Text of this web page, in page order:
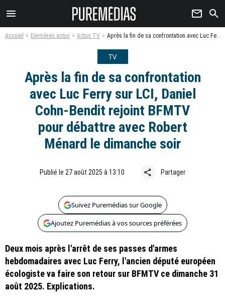
menu newsletter search
Accueil Dernières actus Actus TV Après la fin de sa confrontation avec Luc Ferry sur LCI, Daniel Cohn-Bendit rejoint BFMTV pour débattre avec Robert Ménard le dimanche soir
TV
Après la fin de sa confrontation
avec Luc Ferry sur LCI, Daniel
Cohn-Bendit rejoint BFMTV
pour débattre avec Robert
Ménard le dimanche soir
Publié le 27 août 2025 à 13:10 share Partager
Suivez Puremédias sur Google
Ajoutez Puremédias à vos sources préférées
Deux mois après l'arrêt de ses passes d'armes
hebdomadaires avec Luc Ferry, l'ancien député européen
écologiste va faire son retour sur BFMTV ce dimanche 31
août 2025. Explications.